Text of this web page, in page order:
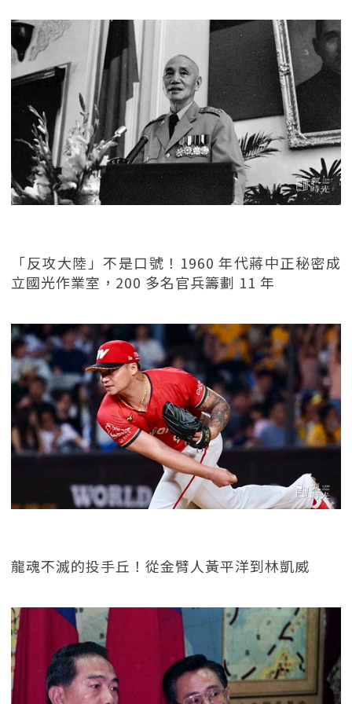
「反攻大陸」不是口號！1960 年代蔣中正秘密成
立國光作業室，200 多名官兵籌劃 11 年
龍魂不滅的投手丘！從金臂人黃平洋到林凱威